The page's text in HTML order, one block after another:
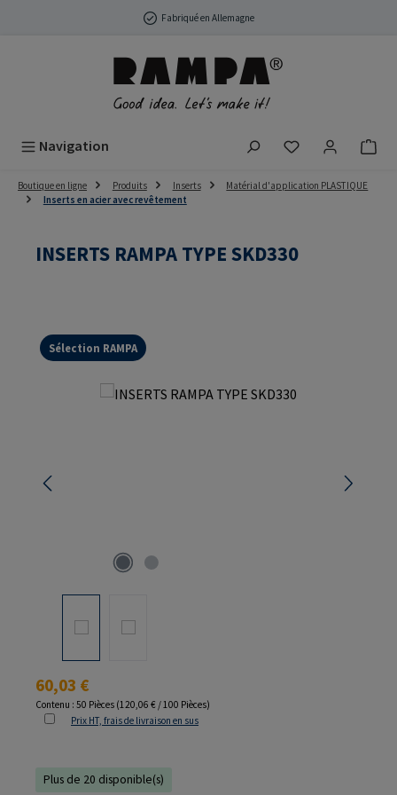
Passer au contenu principalFabriqué en Allemagne
Navigation Vous avez 0
Boutique en ligne Produits Inserts
Matérial d'application PLASTIQUE
Inserts en acier avec revêtement
INSERTS RAMPA TYPE SKD330
Sélection RAMPA
Ignorer la galerie d'images
Prix régulier :
60,03 €
Contenu : 50 Pièces (120,06 € / 100 Pièces)
Prix HT, frais de livraison en sus
Plus de 20 disponible(s)